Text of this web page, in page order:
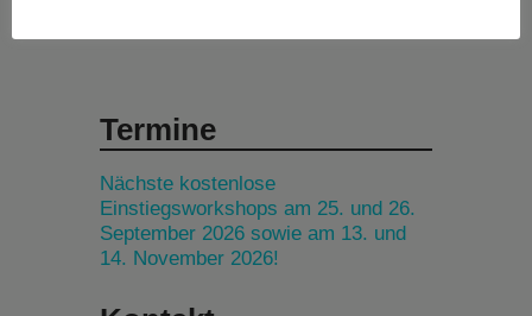
Termine
Nächste kostenlose
Einstiegsworkshops am 25. und 26.
September 2026 sowie am 13. und
14. November 2026!